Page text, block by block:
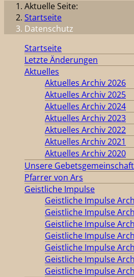
Aktuelle Seite:
Startseite
Datenschutz
Startseite
Letzte Änderungen
Aktuelles
Aktuelles Archiv 2026
Aktuelles Archiv 2025
Aktuelles Archiv 2024
Aktuelles Archiv 2023
Aktuelles Archiv 2022
Aktuelles Archiv 2021
Aktuelles Archiv 2020
Unsere Gebetsgemeinschaft
Pfarrer von Ars
Geistliche Impulse
Geistliche Impulse
Geistliche Impulse
Geistliche Impulse
Geistliche Impulse
Geistliche Impulse
Geistliche Impulse
Geistliche Impulse